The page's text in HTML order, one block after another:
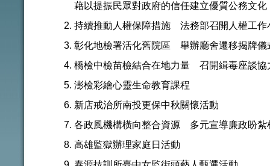
藉以提振民眾對政府的信任建立優質公務文化
持續推動人權保障措施 法務部召開人權工作
彰化地檢署活化舊院區 舉辦廳舍遷移揭牌儀
橋檢中檢苗檢結合在地力量 召開緝毒座談協
澎檢彩繪心靈生命教育課程
新店戒治所南投更保中秋關懷活動
各政風機構橫向整合資源 多元宣導廉政盼紮
高雄監獄辦理家庭日活動